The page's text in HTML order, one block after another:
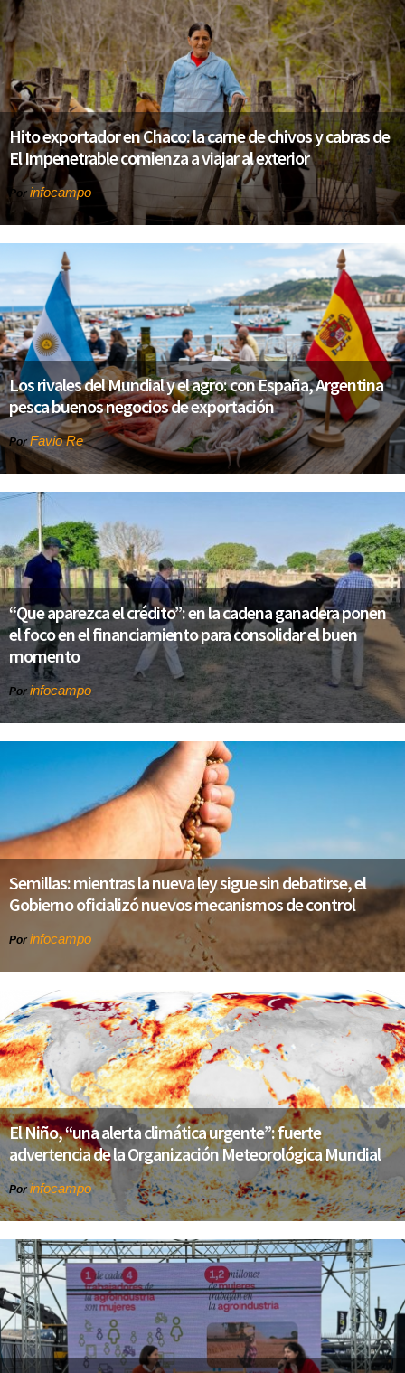
Hito exportador en Chaco: la carne de chivos y cabras de
El Impenetrable comienza a viajar al exterior
Por infocampo
Los rivales del Mundial y el agro: con España, Argentina
pesca buenos negocios de exportación
PorFavio Re
“Que aparezca el crédito”: en la cadena ganadera ponen
el foco en el financiamiento para consolidar el buen
momento
Por infocampo
Semillas: mientras la nueva ley sigue sin debatirse, el
Gobierno oficializó nuevos mecanismos de control
Por infocampo
El Niño, “una alerta climática urgente”: fuerte
advertencia de la Organización Meteorológica Mundial
Porinfocampo